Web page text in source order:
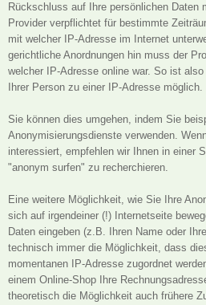
Rückschluss auf Ihre persönlichen Daten
Provider verpflichtet für bestimmte
mit welcher IP-Adresse im Internet
gerichtliche Anordnungen hin muss der
welcher IP-Adresse online war. So ist
Ihrer Person zu einer IP-Adresse möglich.
Sie können dies umgehen, indem Sie
Anonymisierungsdienste verwenden.
interessiert, empfehlen wir Ihnen in einer
"anonym surfen" zu recherchieren.
Eine weitere Möglichkeit, wie Sie Ihre
sich auf irgendeiner (!) Internetseite
Daten eingeben (z.B. Ihren Name oder
technisch immer die Möglichkeit, dass
momentanen IP-Adresse zugordnet
einem Online-Shop Ihre
theoretisch die Möglichkeit auch frühere